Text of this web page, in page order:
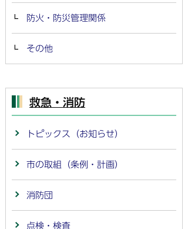
防火・防災管理関係
その他
救急・消防
トピックス（お知らせ）
市の取組（条例・計画）
消防団
点検・検査